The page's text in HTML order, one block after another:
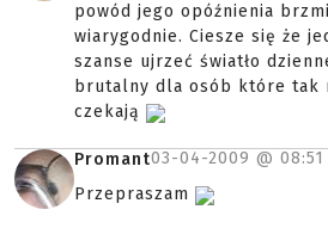
powód jego opóźnienia
wiarygodnie. Ciesze się że
szanse ujrzeć światło
brutalny dla osób które tak
czekają
Promant03-04-2009 @ 08:51
Przepraszam